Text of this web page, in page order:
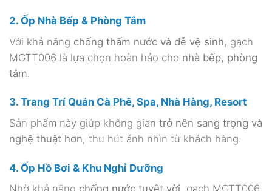
2. Ốp Nhà Bếp & Phòng Tắm
Với khả năng chống thấm nước và dễ vệ sinh, gạch
MGTT006 là lựa chọn hoàn hảo cho nhà bếp, phòng
tắm.
3. Trang Trí Quán Cà Phê, Spa, Nhà Hàng, Resort
Sản phẩm này giúp không gian trở nên sang trọng và
nghệ thuật hơn, thu hút ánh nhìn từ khách hàng.
4. Ốp Hồ Bơi & Khu Nghỉ Dưỡng